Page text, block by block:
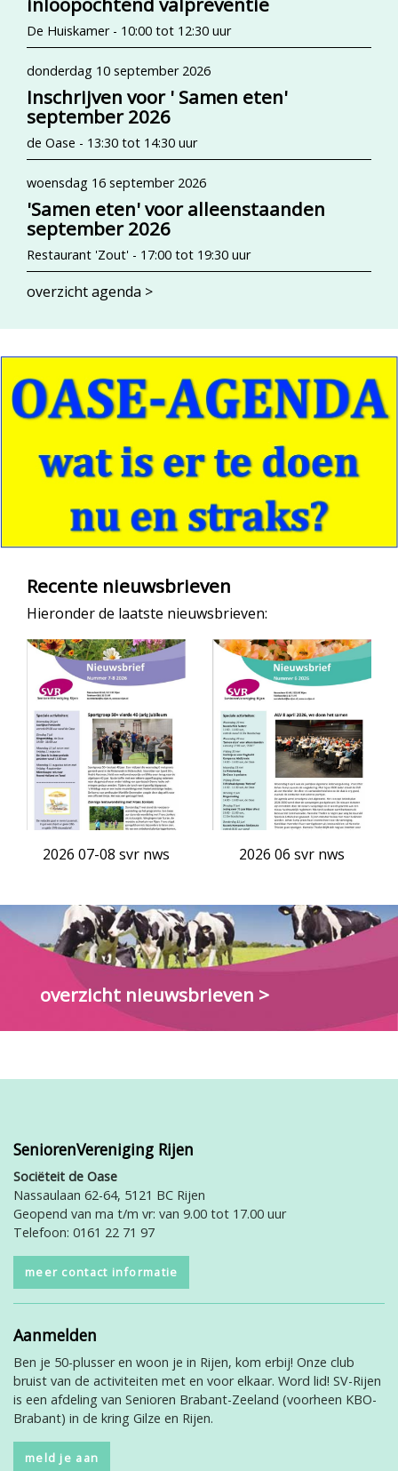
De Huiskamer - 10:00 tot 12:30 uur
donderdag 10 september 2026
Inschrijven voor ' Samen eten'
september 2026
de Oase - 13:30 tot 14:30 uur
woensdag 16 september 2026
'Samen eten' voor alleenstaanden
september 2026
Restaurant 'Zout' - 17:00 tot 19:30 uur
overzicht agenda >
Recente nieuwsbrieven
Hieronder de laatste nieuwsbrieven:
2026 07-08 svr nws 2026 06 svr nws
overzicht nieuwsbrieven >
SeniorenVereniging Rijen
Sociëteit de Oase
Nassaulaan 62-64, 5121 BC Rijen
Geopend van ma t/m vr: van 9.00 tot 17.00 uur
Telefoon: 0161 22 71 97
meer contact informatie
Aanmelden
Ben je 50-plusser en woon je in Rijen, kom erbij! Onze club
bruist van de activiteiten met en voor elkaar. Word lid! SV-Rijen
is een afdeling van Senioren Brabant-Zeeland (voorheen KBO-
Brabant) in de kring Gilze en Rijen.
meld je aan